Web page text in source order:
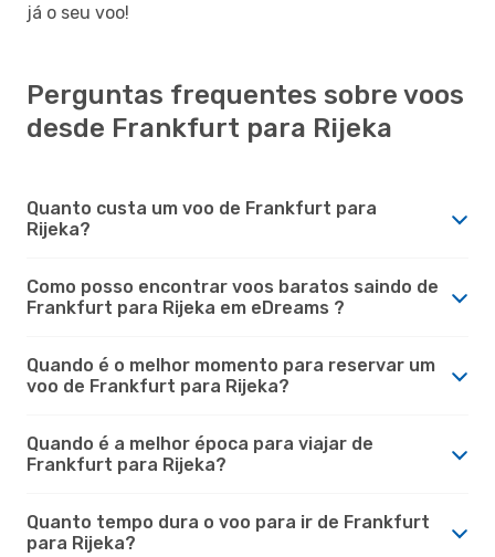
já o seu voo!
Perguntas frequentes sobre voos
desde Frankfurt para Rijeka
Quanto custa um voo de Frankfurt para
Rijeka?
Como posso encontrar voos baratos saindo de
Frankfurt para Rijeka em eDreams ?
Quando é o melhor momento para reservar um
voo de Frankfurt para Rijeka?
Quando é a melhor época para viajar de
Frankfurt para Rijeka?
Quanto tempo dura o voo para ir de Frankfurt
para Rijeka?